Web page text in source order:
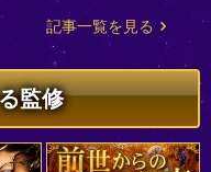
記事一覧を見る
監修